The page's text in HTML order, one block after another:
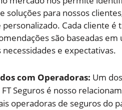
soluções para nossos
Cada cliente é
são baseadas em
e expectativas.
com Operadoras: Um dos
Seguros é nosso
operadoras de seguros do